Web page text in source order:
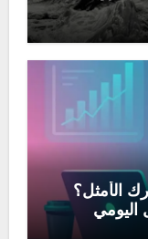
الأمثل؟
اليومي